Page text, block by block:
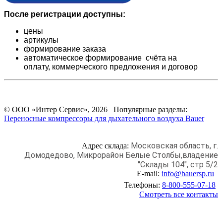
После регистрации доступны:
цены
артикулы
формирование заказа
автоматическое формирование счёта на
оплату, коммерческого предложения и договор
© ООО «Интер Сервис», 2026 Популярные разделы:
Переносные компрессоры для дыхательного воздуха Bauer
Адрес склада: Московская область, г.
Домодедово, Микрорайон Белые Столбы,владение
"Склады 104", стр 5/2
E-mail: info@bauersp.ru
Телефоны: 8-800-555-07-18
Смотреть все контакты